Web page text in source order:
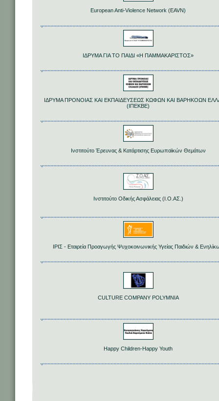
European Anti-Violence Network (EAVN)
ΙΔΡΥΜΑ ΓΙΑ ΤΟ ΠΑΙΔΙ «Η ΠΑΜΜΑΚΑΡΙΣΤΟΣ»
ΙΔΡΥΜΑ ΠΡΟΝΟΙΑΣ ΚΑΙ ΕΚΠΑΙΔΕΥΣΕΩΣ ΚΩΦΩΝ ΚΑΙ ΒΑΡΗΚΟΩΝ
(ΙΠΕΚΒΕ)
Ινστιτούτο Έρευνας & Κατάρτισης Ευρωπαϊκών Θεμάτων
Ινστιτούτο Οδικής Ασφάλειας (Ι.Ο.ΑΣ.)
ΙΡΙΣ - Εταιρεία Προαγωγής Ψυχοκοινωνικής Υγείας Παιδιών &
CULTURE COMPANY POLYMNIA
Happy Children-Happy Youth